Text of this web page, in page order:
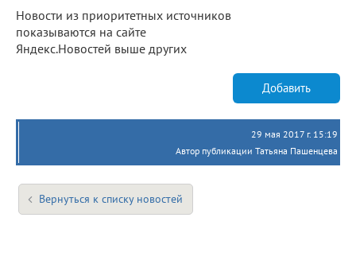
Новости из приоритетных источников
показываются на сайте
Яндекс.Новостей выше других
Добавить
29 мая 2017 г. 15:19
Автор публикации Татьяна Пашенцева
Вернуться к списку новостей